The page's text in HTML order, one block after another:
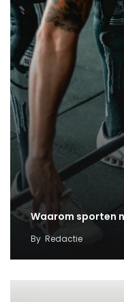
Waarom sporten
By Redactie